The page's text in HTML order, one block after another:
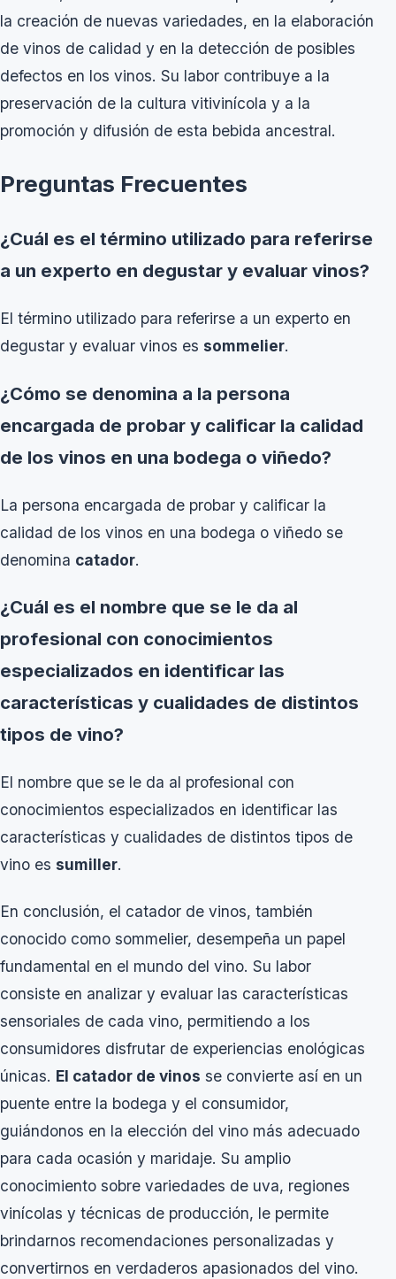
la creación de nuevas variedades, en la elaboración
de vinos de calidad y en la detección de posibles
defectos en los vinos. Su labor contribuye a la
preservación de la cultura vitivinícola y a la
promoción y difusión de esta bebida ancestral.
Preguntas Frecuentes
¿Cuál es el término utilizado para referirse
a un experto en degustar y evaluar vinos?
El término utilizado para referirse a un experto en
degustar y evaluar vinos es sommelier.
¿Cómo se denomina a la persona
encargada de probar y calificar la calidad
de los vinos en una bodega o viñedo?
La persona encargada de probar y calificar la
calidad de los vinos en una bodega o viñedo se
denomina catador.
¿Cuál es el nombre que se le da al
profesional con conocimientos
especializados en identificar las
características y cualidades de distintos
tipos de vino?
El nombre que se le da al profesional con
conocimientos especializados en identificar las
características y cualidades de distintos tipos de
vino es sumiller.
En conclusión, el catador de vinos, también
conocido como sommelier, desempeña un papel
fundamental en el mundo del vino. Su labor
consiste en analizar y evaluar las características
sensoriales de cada vino, permitiendo a los
consumidores disfrutar de experiencias enológicas
únicas. El catador de vinos se convierte así en un
puente entre la bodega y el consumidor,
guiándonos en la elección del vino más adecuado
para cada ocasión y maridaje. Su amplio
conocimiento sobre variedades de uva, regiones
vinícolas y técnicas de producción, le permite
brindarnos recomendaciones personalizadas y
convertirnos en verdaderos apasionados del vino.